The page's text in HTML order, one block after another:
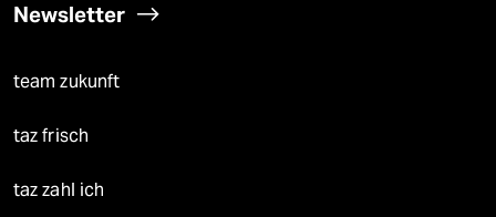
Newsletter
team zukunft
taz frisch
taz zahl ich